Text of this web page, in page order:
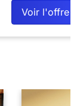
Voir l'offre